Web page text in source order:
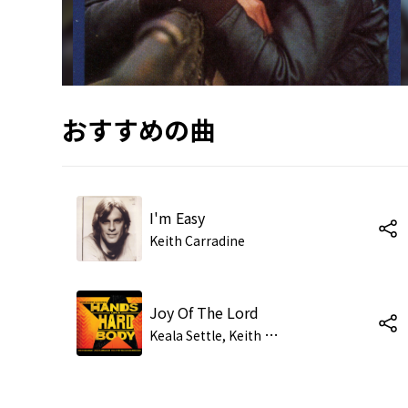
おすすめの曲
I'm Easy
Keith Carradine
Joy Of The Lord
K
eala Settle, Keith Carradine, Dale Soules, Hunter Foster, Allison Case, Jay Armstrong Johnson, Kathleen Elizabeth Monteleone, Jon Rua & William Youmans